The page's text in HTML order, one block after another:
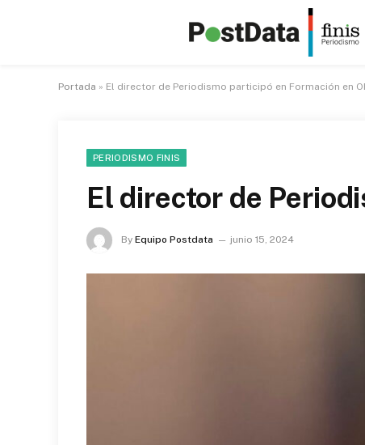
Portada » El director de Periodismo participó en Formación en
PERIODISMO FINIS
El director de
By Equipo Postdata junio 15, 2024